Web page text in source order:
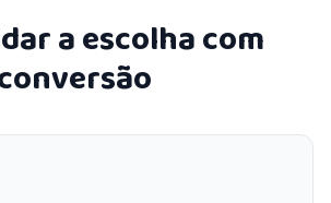
a escolha com